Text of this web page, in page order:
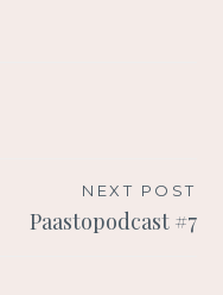
NEXT POST
Paastopodcast #7